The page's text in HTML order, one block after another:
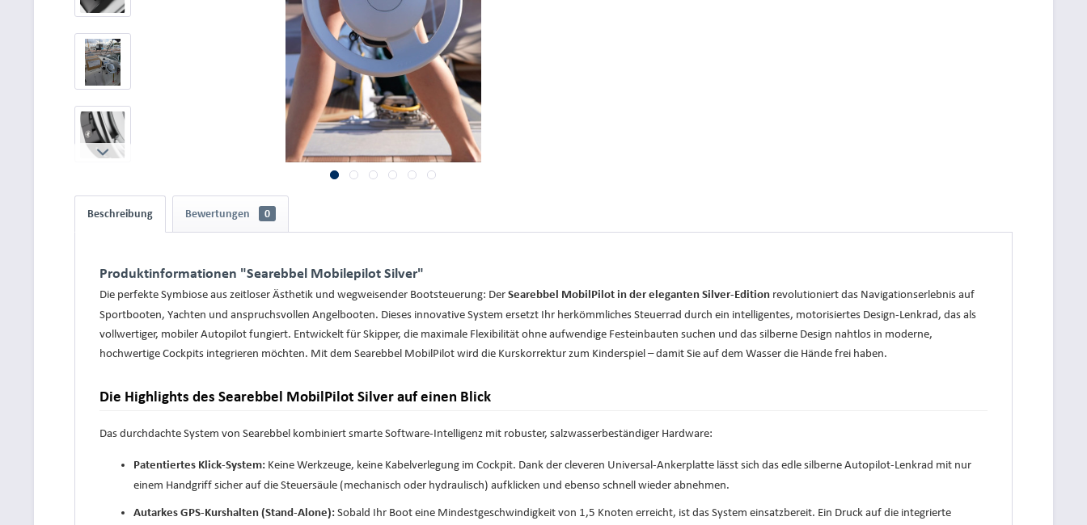
Beschreibung Bewertungen 0
Produktinformationen "Searebbel Mobilepilot Silver"
Die perfekte Symbiose aus zeitloser Ästhetik und wegweisender Bootsteuerung: Der Searebbel MobilPilot in der eleganten Silver-Edition revolutioniert das Navigationserlebnis auf
Sportbooten, Yachten und anspruchsvollen Angelbooten. Dieses innovative System ersetzt Ihr herkömmliches Steuerrad durch ein intelligentes, motorisiertes Design-Lenkrad, das als
vollwertiger, mobiler Autopilot fungiert. Entwickelt für Skipper, die maximale Flexibilität ohne aufwendige Festeinbauten suchen und das silberne Design nahtlos in moderne,
hochwertige Cockpits integrieren möchten. Mit dem Searebbel MobilPilot wird die Kurskorrektur zum Kinderspiel – damit Sie auf dem Wasser die Hände frei haben.
Die Highlights des Searebbel MobilPilot Silver auf einen Blick
Das durchdachte System von Searebbel kombiniert smarte Software-Intelligenz mit robuster, salzwasserbeständiger Hardware:
Patentiertes Klick-System: Keine Werkzeuge, keine Kabelverlegung im Cockpit. Dank der cleveren Universal-Ankerplatte lässt sich das edle silberne Autopilot-Lenkrad mit nur
einem Handgriff sicher auf die Steuersäule (mechanisch oder hydraulisch) aufklicken und ebenso schnell wieder abnehmen.
Autarkes GPS-Kurshalten (Stand-Alone): Sobald Ihr Boot eine Mindestgeschwindigkeit von 1,5 Knoten erreicht, ist das System einsatzbereit. Ein Druck auf die integrierte